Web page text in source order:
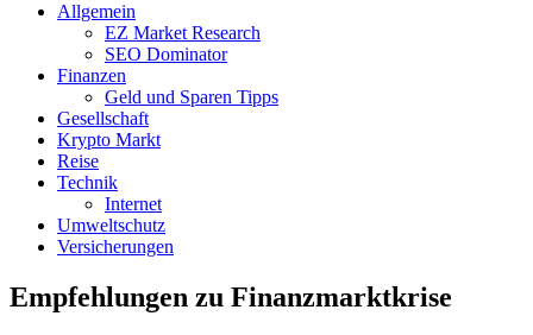
Allgemein
EZ Market Research
SEO Dominator
Finanzen
Geld und Sparen Tipps
Gesellschaft
Krypto Markt
Reise
Technik
Internet
Umweltschutz
Versicherungen
Empfehlungen zu Finanzmarktkrise